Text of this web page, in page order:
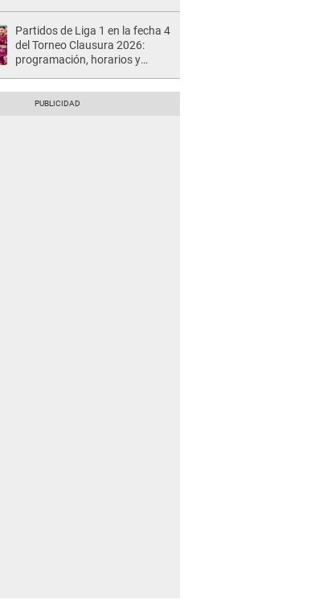
Partidos de Liga 1 en la fecha 4
del Torneo Clausura 2026:
programación, horarios y